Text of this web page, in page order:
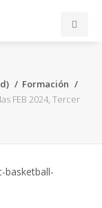
Formación
FEB 2024, Tercer